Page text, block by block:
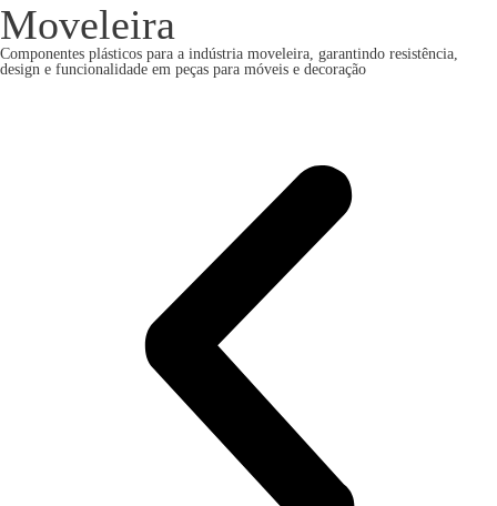
Moveleira
Componentes plásticos para a indústria moveleira, garantindo resistência,
design e funcionalidade em peças para móveis e decoração